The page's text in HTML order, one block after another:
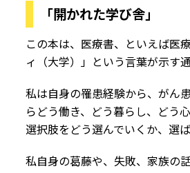
「開かれた学び舎」
この本は、医療書、といえば医
ィ（大学）」という言葉が示す
私は自身の罹患経験から、がん
らどう働き、どう暮らし、どう
選択肢をどう選んでいくか、選
私自身の葛藤や、失敗、家族の